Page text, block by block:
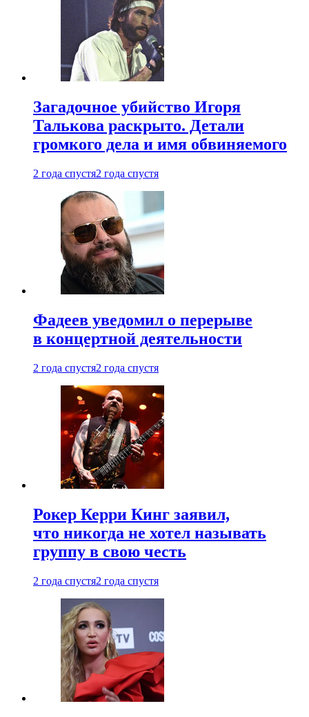
Загадочное убийство Игоря
Талькова раскрыто. Детали
громкого дела и имя обвиняемого
2 года спустя2 года спустя
Фадеев уведомил о перерыве
в концертной деятельности
2 года спустя2 года спустя
Рокер Керри Кинг заявил,
что никогда не хотел называть
группу в свою честь
2 года спустя2 года спустя